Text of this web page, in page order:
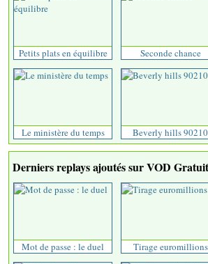
Petits plats en équilibre Seconde chance
Le ministère du temps Beverly hills 90210
Derniers replays ajoutés sur VOD
Mot de passe : le duel Tirage euromillions